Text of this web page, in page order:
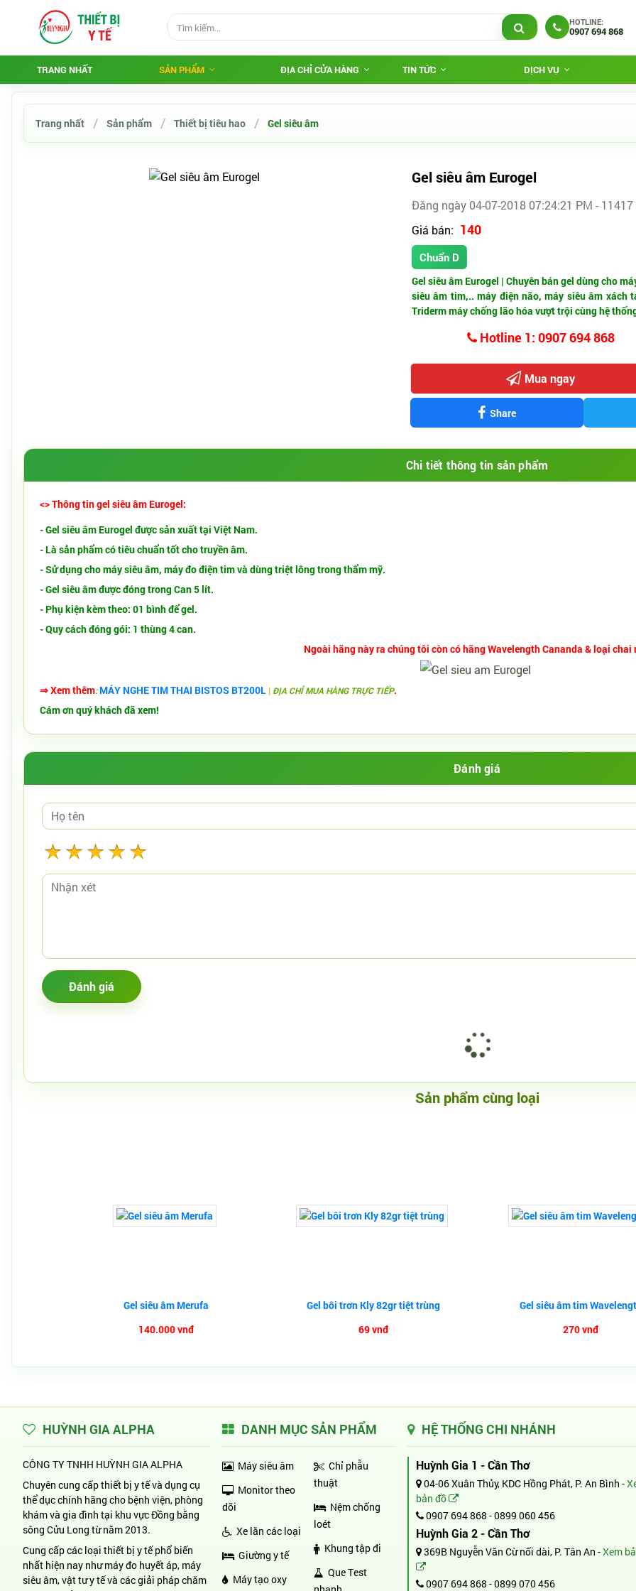
HOTLINE:
0907 694 868
TRANG NHẤT SẢN PHẨM ĐỊA CHỈ CỬA HÀNG TIN TỨC DỊCH VỤ
Trang nhất Sản phẩm Thiết bị tiêu hao Gel siêu âm
Gel siêu âm Eurogel
Đăng ngày 04-07-2018 07:24:21 PM -
Giá bán: 140
Chuẩn D
Gel siêu âm Eurogel | Chuyên bán gel dùng cho
siêu âm tim,.. máy điện não, máy siêu âm xách
Triderm máy chống lão hóa vượt trội cùng hệ
Hotline 1: 0907 694 868
Mua ngay
Share
Chi tiết thông tin sản phẩm
<> Thông tin gel siêu âm Eurogel:
- Gel siêu âm Eurogel được sản xuất tại Việt Nam.
- Là sản phẩm có tiêu chuẩn tốt cho truyền âm.
- Sử dụng cho máy siêu âm, máy đo điện tim và dùng triệt lông trong thẩm mỹ.
- Gel siêu âm được đóng trong Can 5 lít.
- Phụ kiện kèm theo: 01 bình để gel.
- Quy cách đóng gói: 1 thùng 4 can.
Ngoài hãng này ra chúng tôi còn có hãng Wavelength Cananda & loại chai
⇒ Xem thêm: MÁY NGHE TIM THAI BISTOS BT200L | ĐỊA CHỈ MUA HÀNG TRỰC TIẾP.
Cám ơn quý khách đã xem!
Đánh giá
Sản phẩm cùng loại
Gel siêu âm Merufa
140.000 vnđ
Gel bôi trơn Kly 82gr tiệt trùng
69 vnđ
Gel siêu âm tim
270 vnđ
HUỲNH GIA ALPHA
CÔNG TY TNHH HUỲNH GIA ALPHA
Chuyên cung cấp thiết bị y tế và dụng cụ
thể dục chính hãng cho bệnh viện, phòng
khám và gia đình tại khu vực Đồng bằng
sông Cửu Long từ năm 2013.
Cung cấp các loại thiết bị y tế phổ biến
nhất hiện nay như máy đo huyết áp, máy
siêu âm, vật tư y tế và các giải pháp chăm
DANH MỤC SẢN PHẨM
Máy siêu âm
Monitor theo
dõi
Xe lăn các loại
Giường y tế
Máy tạo oxy
Chỉ phẫu
thuật
Nệm chống
loét
Khung tập đi
Que Test
HỆ THỐNG CHI NHÁNH
Huỳnh Gia 1 - Cần Thơ
04-06 Xuân Thủy, KDC Hồng Phát, P. An Bình -
bản đồ
0907 694 868 -0899 060 456
Huỳnh Gia 2 - Cần Thơ
369B Nguyễn Văn Cừ nối dài, P. Tân An -Xem
0907 694 868 -0899 070 456